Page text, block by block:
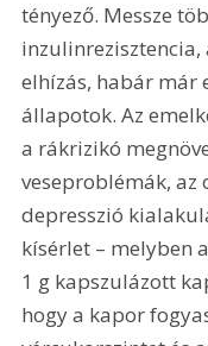
tényező. Messze
inzulinrezisztencia,
elhízás, habár már
állapotok. Az
a rákrizikó
veseproblémák, az
depresszió
kísérlet – melyben
1 g kapszulázott
hogy a kapor